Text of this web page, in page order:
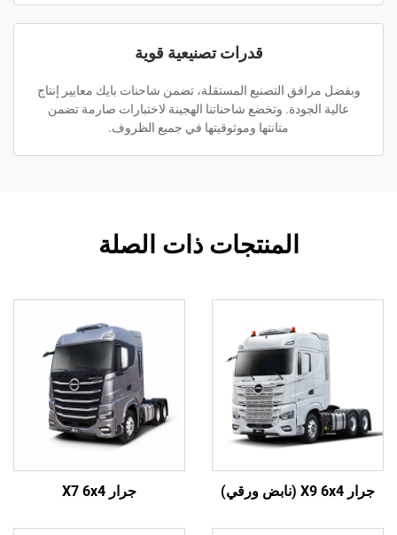
قدرات تصنيعية قوية
وبفضل مرافق التصنيع المستقلة، تضمن شاحنات بايك معايير إنتاج
عالية الجودة. وتخضع شاحناتنا الهجينة لاختبارات صارمة تضمن
متانتها وموثوقيتها في جميع الظروف.
المنتجات ذات الصلة
جرار X9 6x4 (نابض ورقي) جرار X7 6x4